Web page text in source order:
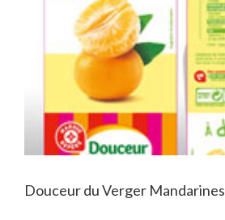
Douceur du Verger